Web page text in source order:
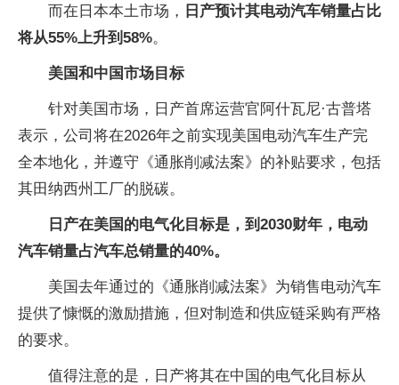
而在日本本土市场， 日产预计其电动汽车销量占比
将从55%上升到58%。
美国和中国市场目标
针对美国市场，日产首席运营官阿什瓦尼·古普塔
表示，公司将在2026年之前实现美国电动汽车生产完
全本地化，并遵守《通胀削减法案》的补贴要求，包括
其田纳西州工厂的脱碳。
日产在美国的电气化目标是，到2030财年，电动
汽车销量占汽车总销量的40%。
美国去年通过的《通胀削减法案》为销售电动汽车
提供了慷慨的激励措施，但对制造和供应链采购有严格
的要求。
值得注意的是，日产将其在中国的电气化目标从